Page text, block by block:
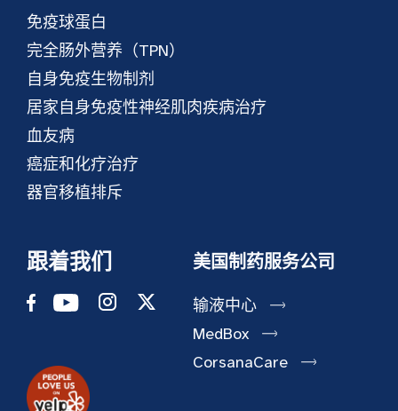
免疫球蛋白
完全肠外营养（TPN）
自身免疫生物制剂
居家自身免疫性神经肌肉疾病治疗
血友病
癌症和化疗治疗
器官移植排斥
跟着我们 美国制药服务公司
输液中心
MedBox
CorsanaCare